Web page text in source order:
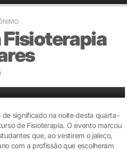
Fisioterapia
de significado na noite desta quarta-
de Fisioterapia. O evento marcou
que, ao vestirem o jaleco,
com a profissão que escolheram